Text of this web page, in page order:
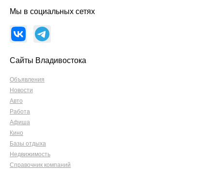
Мы в социальных сетях
Сайты Владивостока
Объявления
Новости
Авто
Работа
Афиша
Кино
Базы отдыха
Недвижимость
Справочник компаний